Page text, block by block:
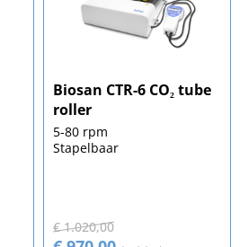
Biosan CTR-6 CO₂ tube
roller
5-80 rpm
Stapelbaar
€ 1.020,00